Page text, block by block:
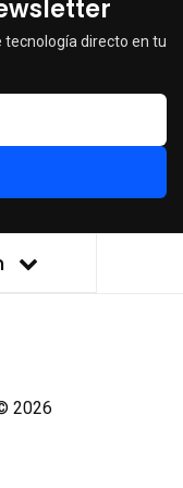
directo en tu
2026